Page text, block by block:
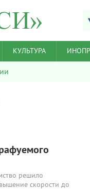
КУЛЬТУРА
решило
скорости до